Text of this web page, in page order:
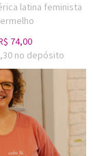
latina feminista
74,00
no depósito